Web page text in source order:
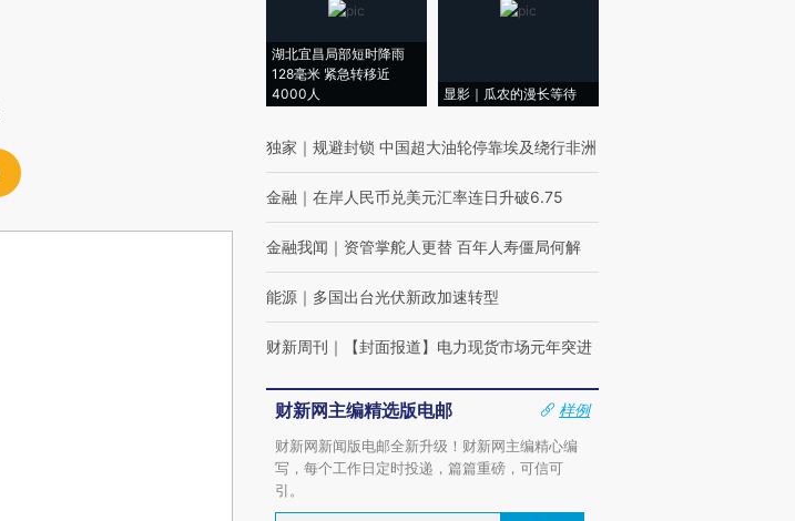
湖北宜昌局部短时降雨
128毫米 紧急转移近
4000人
显影｜瓜农的漫长等待
独家 ｜ 规避封锁 中国超大油轮停靠埃及绕行非洲
金融 ｜ 在岸人民币兑美元汇率连日升破6.75
金融我闻 ｜ 资管掌舵人更替 百年人寿僵局何解
能源 ｜ 多国出台光伏新政加速转型
财新周刊 ｜ 【封面报道】电力现货市场元年突进
财新网主编精选版电邮
样例
财新网新闻版电邮全新升级！财新网主编精心编
写，每个工作日定时投递，篇篇重磅，可信可
引。